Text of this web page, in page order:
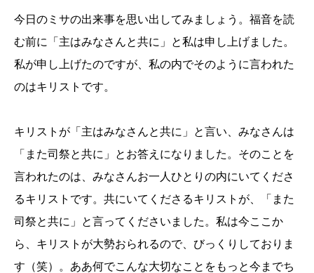
今日のミサの出来事を思い出してみましょう。福音を読
む前に「主はみなさんと共に」と私は申し上げました。
私が申し上げたのですが、私の内でそのように言われた
のはキリストです。
キリストが「主はみなさんと共に」と言い、みなさんは
「また司祭と共に」とお答えになりました。そのことを
言われたのは、みなさんお一人ひとりの内にいてくださ
るキリストです。共にいてくださるキリストが、「また
司祭と共に」と言ってくださいました。私は今ここか
ら、キリストが大勢おられるので、びっくりしておりま
す（笑）。ああ何でこんな大切なことをもっと今までち